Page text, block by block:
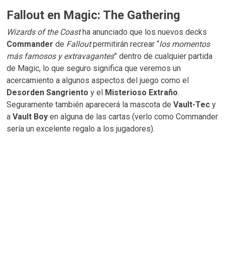
Fallout en Magic: The Gathering
Wizards of the Coastha anunciado que los nuevos decks
Commander de Falloutpermitirán recrear “los momentos
más famosos y extravagantes” dentro de cualquier partida
de Magic, lo que seguro significa que veremos un
acercamiento a algunos aspectos del juego como el
Desorden Sangriento y el Misterioso Extraño.
Seguramente también aparecerá la mascota deVault-Tec y
aVault Boy en alguna de las cartas (verlo como Commander
sería un excelente regalo a los jugadores).